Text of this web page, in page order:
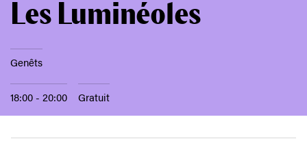
Les Luminéoles
Genêts
18:00 - 20:00 Gratuit